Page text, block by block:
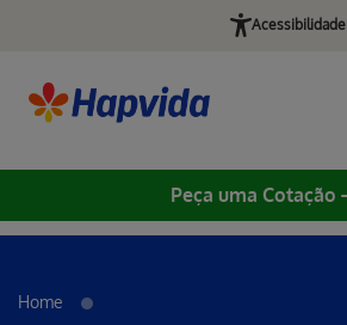
Acessibilidade
Peça uma Cotação
Erro ao incluir fragmento
Home